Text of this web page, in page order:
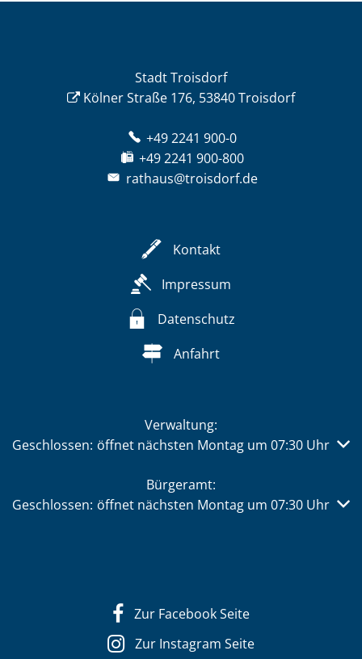
Stadt Troisdorf
Kölner Straße 176, 53840 Troisdorf
+49 2241 900-0
+49 2241 900-800
rathaus@troisdorf.de
Kontakt
Impressum
Datenschutz
Anfahrt
Verwaltung:
Klicken, um weitere Öffnungs- oder Schließzeiten
Geschlossen: öffnet nächsten Montag um 07:30 Uhr
Bürgeramt:
Klicken, um weitere Öffnungs- oder Schließzeiten
Geschlossen: öffnet nächsten Montag um 07:30 Uhr
Zur Facebook Seite
Zur Instagram Seite